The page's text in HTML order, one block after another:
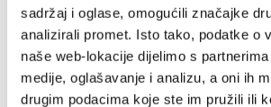
sadržaj i oglase, omogućili značajke
analizirali promet. Isto tako, podatke o
naše web-lokacije dijelimo s
medije, oglašavanje i analizu, a oni ih
drugim podacima koje ste im pružili ili
IZ ISTE BIBLIOTEKE
OD ISTOG